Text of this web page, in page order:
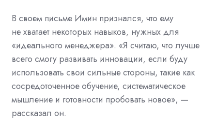
В своем письме Имин признался, что ему
не хватает некоторых навыков, нужных для
«идеального менеджера». «Я считаю, что лучше
всего смогу развивать инновации, если буду
использовать свои сильные стороны, такие как
сосредоточенное обучение, систематическое
мышление и готовности пробовать новое», —
рассказал он.